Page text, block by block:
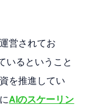
営されてお
いるということ
を推進してい
AIのスケーリン